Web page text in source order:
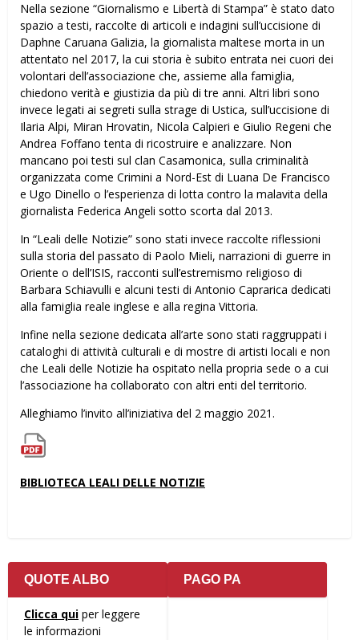
Nella sezione “Giornalismo e Libertà di Stampa” è stato dato
spazio a testi, raccolte di articoli e indagini sull’uccisione di
Daphne Caruana Galizia, la giornalista maltese morta in un
attentato nel 2017, la cui storia è subito entrata nei cuori dei
volontari dell’associazione che, assieme alla famiglia,
chiedono verità e giustizia da più di tre anni. Altri libri sono
invece legati ai segreti sulla strage di Ustica, sull’uccisione di
Ilaria Alpi, Miran Hrovatin, Nicola Calpieri e Giulio Regeni che
Andrea Foffano tenta di ricostruire e analizzare. Non
mancano poi testi sul clan Casamonica, sulla criminalità
organizzata come Crimini a Nord-Est di Luana De Francisco
e Ugo Dinello o l’esperienza di lotta contro la malavita della
giornalista Federica Angeli sotto scorta dal 2013.
In “Leali delle Notizie” sono stati invece raccolte riflessioni
sulla storia del passato di Paolo Mieli, narrazioni di guerre in
Oriente o dell’ISIS, racconti sull’estremismo religioso di
Barbara Schiavulli e alcuni testi di Antonio Caprarica dedicati
alla famiglia reale inglese e alla regina Vittoria.
Infine nella sezione dedicata all’arte sono stati raggruppati i
cataloghi di attività culturali e di mostre di artisti locali e non
che Leali delle Notizie ha ospitato nella propria sede o a cui
l’associazione ha collaborato con altri enti del territorio.
Alleghiamo l’invito all’iniziativa del 2 maggio 2021.
BIBLIOTECA LEALI DELLE NOTIZIE
QUOTE ALBO
Clicca qui per leggere
le informazioni
PAGO PA